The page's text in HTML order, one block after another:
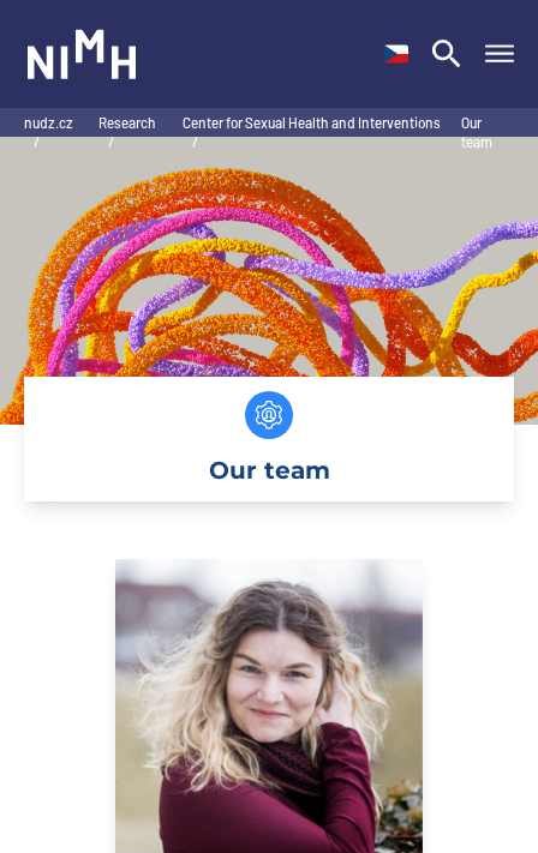
nudz.cz
/
Research
/
Center for Sexual Health and Interventions
/
Our
team
Our team